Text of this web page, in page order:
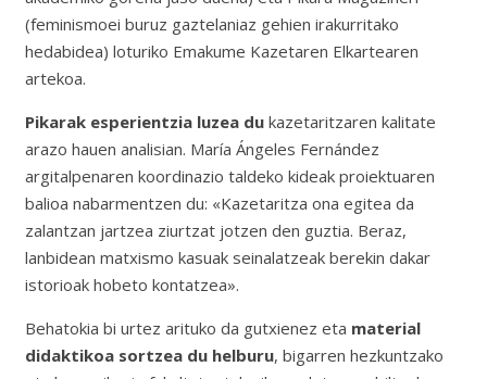
(feminismoei buruz gaztelaniaz gehien irakurritako
hedabidea) loturiko Emakume Kazetaren Elkartearen
artekoa.
Pikarak esperientzia luzea dukazetaritzaren kalitate
arazo hauen analisian. María Ángeles Fernández
argitalpenaren koordinazio taldeko kideak proiektuaren
balioa nabarmentzen du: «Kazetaritza ona egitea da
zalantzan jartzea ziurtzat jotzen den guztia. Beraz,
lanbidean matxismo kasuak seinalatzeak berekin dakar
istorioak hobeto kontatzea».
Behatokia bi urtez arituko da gutxienez eta material
didaktikoa sortzea du helburu, bigarren hezkuntzako